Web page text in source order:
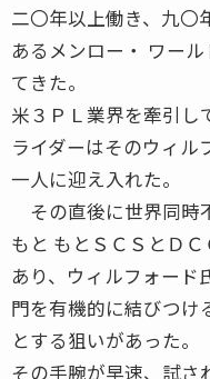
二〇年以上働き、九〇
あるメンロー・ ワー
てきた。
米３ＰＬ業界を牽引し
ライダーはそのウィル
一人に迎え入れた。
その直後に世界同時
もと もとＳＣＳとＤ
あり、ウィルフォード
門を有機的に結びつけ
とする狙いがあった。
その手腕が早速、試さ